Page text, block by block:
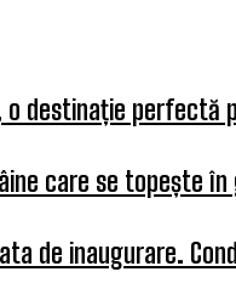
destinație perfectă
care se topește
de inaugurare.